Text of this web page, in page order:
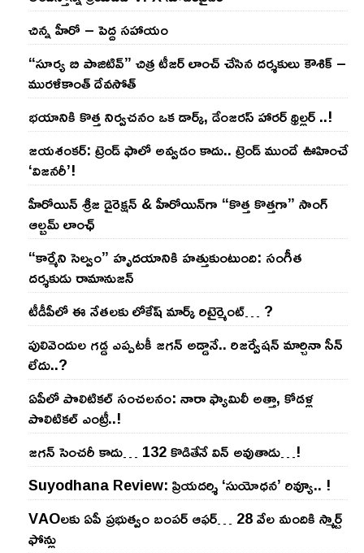
చిన్న హీరో – పెద్ద సహాయం
“సూర్య బి పాజిటివ్” చిత్ర టీజర్ లాంచ్ చేసిన‌ దర్శకులు కౌశిక్ –
మురళీకాంత్ దేవసోత్
భయానికి కొత్త నిర్వచనం ఒక డార్క్, డేంజరస్ హారర్ థ్రిల్లర్ ..!
జయశంకర్: ట్రెండ్‌ ఫాలో అవ్వడం కాదు.. ట్రెండ్‌ ముందే ఊహించే
‘విజనరీ’!
హీరోయిన్ శ్రీజ డైరెక్ష‌న్ & హీరోయిన్‌గా “కొత్త కొత్తగా” సాంగ్
ఆల్బమ్ లాంఛ్
“కార్మేని సెల్వం” హృదయానికి హత్తుకుంటుంది: సంగీత
దర్శకుడు రామానుజన్
టీడీపీలో ఈ నేత‌ల‌కు లోకేష్ మార్క్ రిటైర్మెంట్‌… ?
పులివెందుల గ‌డ్డ ఎప్ప‌ట‌కీ జ‌గ‌న్ అడ్డానే.. రిజ‌ర్వేష‌న్ మార్చినా సీన్
లేదు..?
ఏపీలో పొలిటిక‌ల్ సంచ‌ల‌నం: నారా ఫ్యామిలీ అత్తా, కోడ‌ళ్ల
పొలిటికల్ ఎంట్రీ..!
జ‌గ‌న్ సెంచ‌రీ కాదు… 132 కొడితేనే విన్ అవుతాడు…!
Suyodhana Review: ప్రియదర్శి ‘సుయోధన’ రివ్యూ.. !
VAOల‌కు ఏపీ ప్ర‌భుత్వం బంప‌ర్ ఆఫ‌ర్‌… 28 వేల మందికి స్మార్ట్
ఫోన్లు